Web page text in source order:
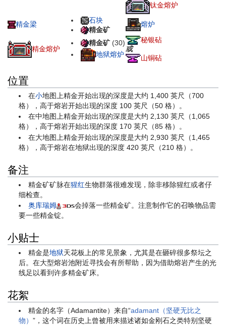
钛金熔炉
精金梁
石块
精金矿
熔炉
精金熔炉
精金矿 (30)
地狱熔炉
秘银砧
或
山铜砧
位置
在小地图上精金开始出现的深度是大约 1,400 英尺（700
格），高于熔岩开始出现的深度 100 英尺（50 格）。
在中地图上精金开始出现的深度是大约 2,130 英尺（1,065
格），高于熔岩开始出现的深度 170 英尺（85 格）。
在大地图上精金开始出现的深度是大约 2,930 英尺（1,465
格），高于熔岩在地狱出现的深度 420 英尺（210 格）。
备注
精金矿矿脉在猩红生物群落很难发现，除非移除猩红或者仔
细检查。
奥库瑞姆
会掉落一些精金矿。注意制作它的召唤物品需
要一些精金锭。
小贴士
精金是地狱天花板上的常见景象，尤其是在砸碎很多祭坛之
后。在大型熔岩池附近寻找会有所帮助，因为借助熔岩产生的光
线足以看到许多精金矿床。
花絮
精金的名字（Adamantite）来自“adamant（坚硬无比之
物）”，这个词在历史上曾被用来描述诸如金刚石之类特别坚硬